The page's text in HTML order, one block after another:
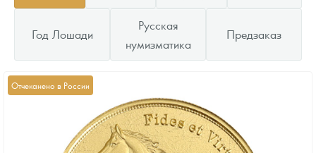
Год Лошади
Русская
нумизматика
Предзаказ
Отчеканено в России